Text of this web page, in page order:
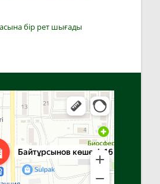
бір рет шығады
орындарды іздеу